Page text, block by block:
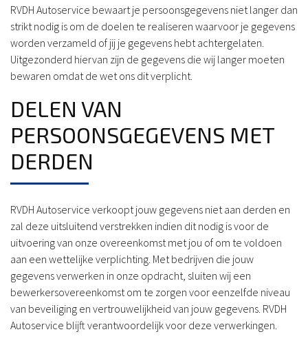
RVDH Autoservice bewaart je persoonsgegevens niet langer dan
strikt nodig is om de doelen te realiseren waarvoor je gegevens
worden verzameld of jij je gegevens hebt achtergelaten.
Uitgezonderd hiervan zijn de gegevens die wij langer moeten
bewaren omdat de wet ons dit verplicht.
DELEN VAN
PERSOONSGEGEVENS MET
DERDEN
RVDH Autoservice verkoopt jouw gegevens niet aan derden en
zal deze uitsluitend verstrekken indien dit nodig is voor de
uitvoering van onze overeenkomst met jou of om te voldoen
aan een wettelijke verplichting. Met bedrijven die jouw
gegevens verwerken in onze opdracht, sluiten wij een
bewerkersovereenkomst om te zorgen voor eenzelfde niveau
van beveiliging en vertrouwelijkheid van jouw gegevens. RVDH
Autoservice blijft verantwoordelijk voor deze verwerkingen.